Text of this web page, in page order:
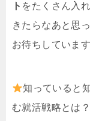
ト をたくさん入
きたらなあと思
お待ちしています
知っていると
む就活戦略とは？